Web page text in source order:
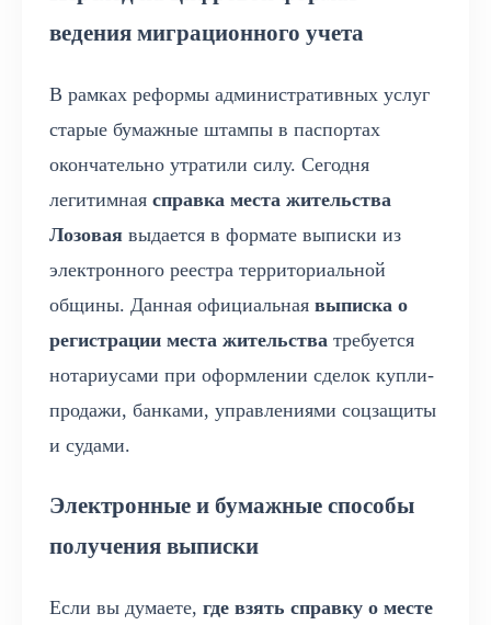
ведения миграционного учета
В рамках реформы административных услуг
старые бумажные штампы в паспортах
окончательно утратили силу. Сегодня
легитимная справка места жительства
Лозовая выдается в формате выписки из
электронного реестра территориальной
общины. Данная официальная выписка о
регистрации места жительства требуется
нотариусами при оформлении сделок купли-
продажи, банками, управлениями соцзащиты
и судами.
Электронные и бумажные способы
получения выписки
Если вы думаете, где взять справку о месте